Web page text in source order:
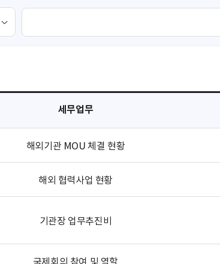
검
세무업무
해외기관 MOU 체결 현황
해외 협력사업 현황
기관장 업무추진비
국제회의 참여 및 역할